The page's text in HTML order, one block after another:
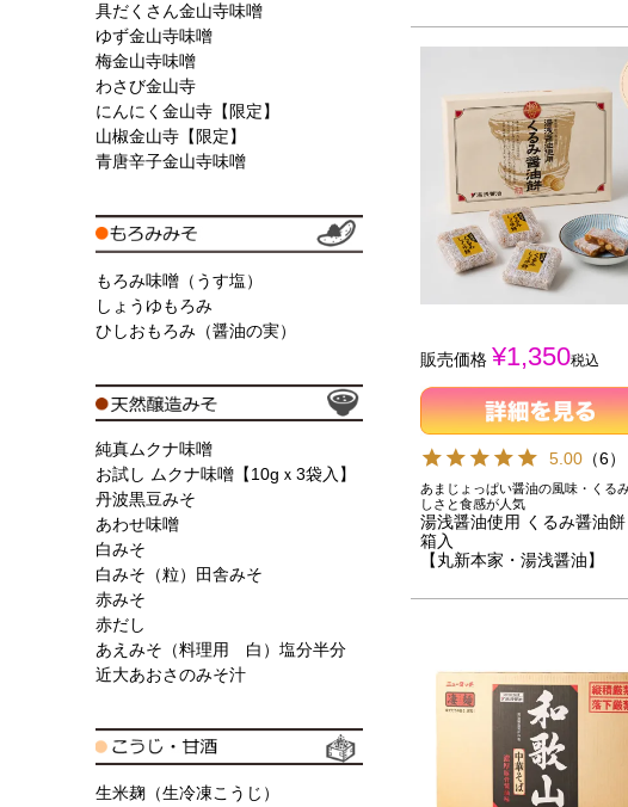
具だくさん金山寺味噌
ゆず金山寺味噌
梅金山寺味噌
わさび金山寺
にんにく金山寺【限定】
山椒金山寺【限定】
青唐辛子金山寺味噌
もろみ味噌（うす塩）
しょうゆもろみ
ひしおもろみ（醤油の実）
純真ムクナ味噌
お試し ムクナ味噌【10gｘ3袋入】
丹波黒豆みそ
あわせ味噌
白みそ
白みそ（粒）田舎みそ
赤みそ
赤だし
あえみそ（料理用 白）塩分半分
近大あおさのみそ汁
生米麹（生冷凍こうじ）
販売価格 ¥1,350税込
5.00 （6）
あまじょっぱい醤油の風味・くる
しさと食感が人気
湯浅醤油使用 くるみ醤油
箱入
【丸新本家・湯浅醤油】